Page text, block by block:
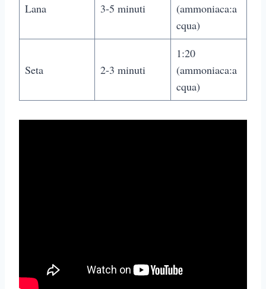
Lana 3-5 minuti
(ammoniaca:a
cqua)
Seta 2-3 minuti
1:20
(ammoniaca:a
cqua)